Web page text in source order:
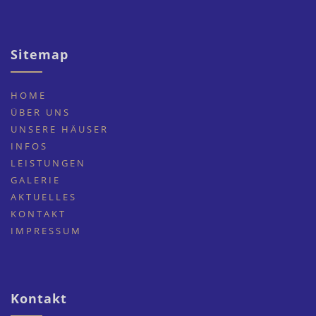
Sitemap
HOME
ÜBER UNS
UNSERE HÄUSER
INFOS
LEISTUNGEN
GALERIE
AKTUELLES
KONTAKT
IMPRESSUM
Kontakt